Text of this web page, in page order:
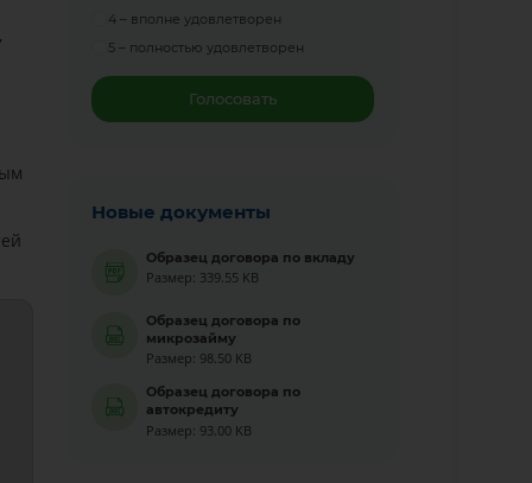
4 – вполне удовлетворен
5 – полностью удовлетворен
Голосовать
Новые документы
Образец договора по вкладу
Размер: 339.55 KB
Образец договора по
микрозайму
Размер: 98.50 KB
Образец договора по
автокредиту
Размер: 93.00 KB